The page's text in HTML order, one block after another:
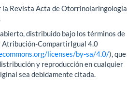
la Revista Acta de Otorrinolaringología
distribuido bajo los términos de
Atribución-CompartirIgual 4.0
licenses/by-sa/4.0/), que
y reproducción en cualquier
sea debidamente citada.